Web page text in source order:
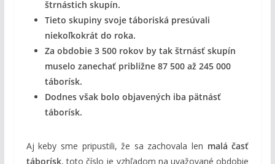
štrnástich skupín.
Tieto skupiny svoje táboriská presúvali
niekoľkokrát do roka.
Za obdobie 3 500 rokov by tak štrnásť skupín
muselo zanechať približne 87 500 až 245 000
táborísk.
Dodnes však bolo objavených iba pätnásť
táborísk.
Aj keby sme pripustili, že sa zachovala len malá časť
táborísk, toto číslo je vzhľadom na uvažované obdobie